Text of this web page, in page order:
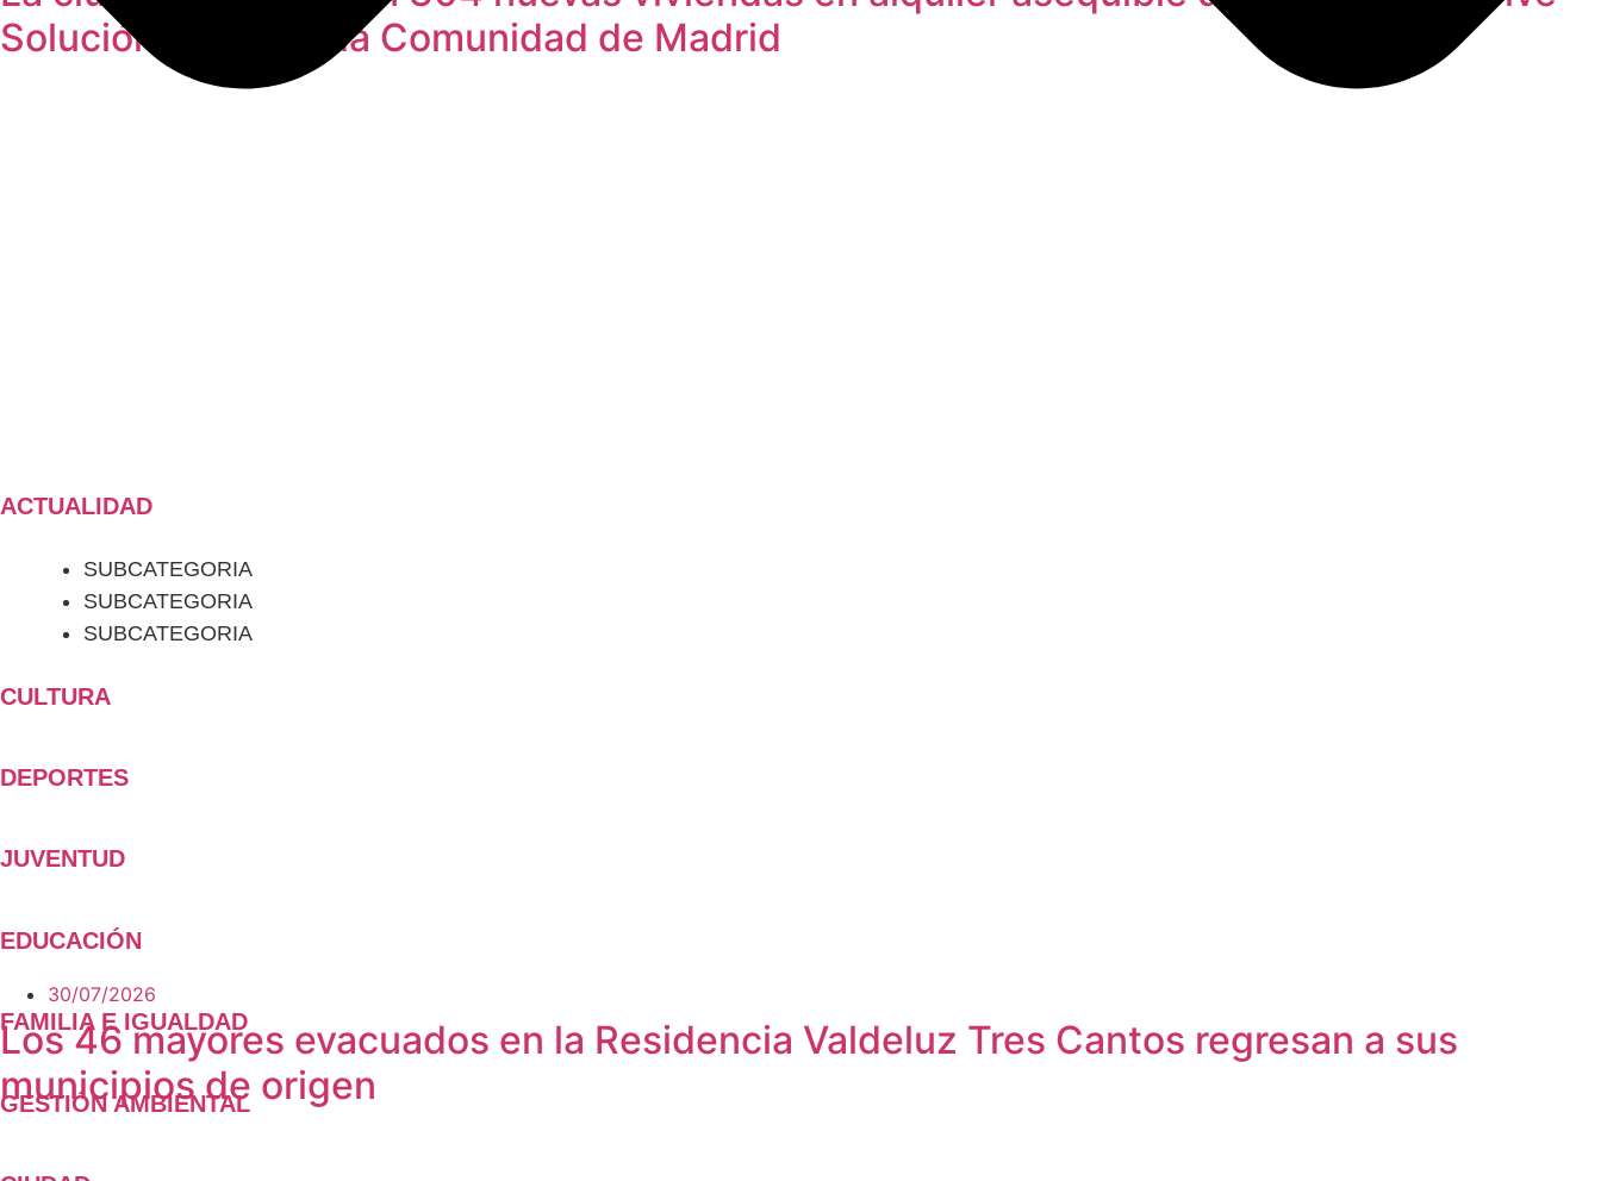
ACTUALIDAD
SUBCATEGORIA
SUBCATEGORIA
SUBCATEGORIA
CULTURA
DEPORTES
JUVENTUD
EDUCACIÓN
FAMILIA E IGUALDAD
GESTIÓN AMBIENTAL
Solución Joven de la Comunidad de Madrid
30/07/2026
Los 46 mayores evacuados en la Residencia Valdeluz Tres Cantos regresan a sus
municipios de origen